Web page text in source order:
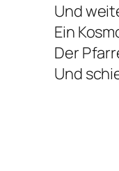
Und
Ein
Der
Und